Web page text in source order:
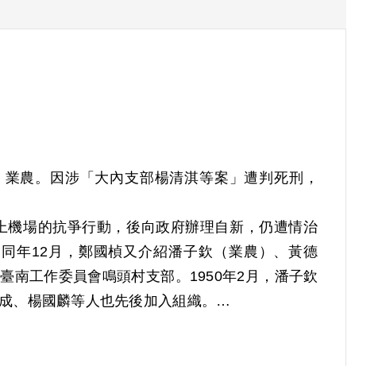
農。因涉「大內支部楊清淇等案」遭判死刑，
場的抗爭行動，後向政府辦理自新，仍遭情治
年12月，鄭國楨又介紹潘子欽（業農）、黃德
南工作委員會鳴頭村支部。1950年2月，潘子欽
、楊國麟等人也先後加入組織。
離開後，改由鄭沂清任支部書記，受楊崇烈領
淇、楊鬧上，以及一位不認識的人（按：陳元